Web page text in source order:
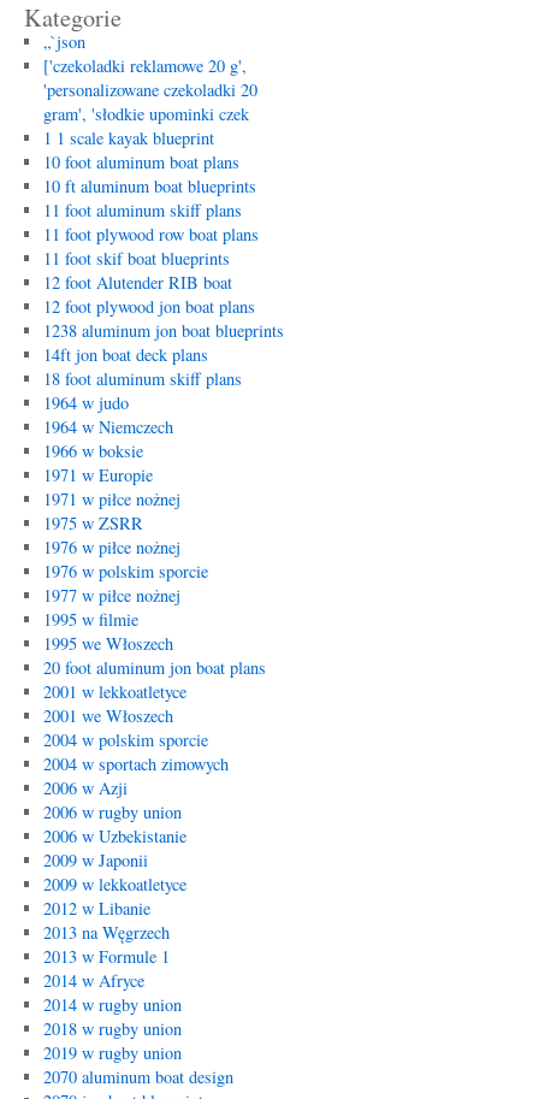
Kategorie
„`json
['czekoladki reklamowe 20 g',
'personalizowane czekoladki 20
gram', 'słodkie upominki czek
1 1 scale kayak blueprint
10 foot aluminum boat plans
10 ft aluminum boat blueprints
11 foot aluminum skiff plans
11 foot plywood row boat plans
11 foot skif boat blueprints
12 foot Alutender RIB boat
12 foot plywood jon boat plans
1238 aluminum jon boat blueprints
14ft jon boat deck plans
18 foot aluminum skiff plans
1964 w judo
1964 w Niemczech
1966 w boksie
1971 w Europie
1971 w piłce nożnej
1975 w ZSRR
1976 w piłce nożnej
1976 w polskim sporcie
1977 w piłce nożnej
1995 w filmie
1995 we Włoszech
20 foot aluminum jon boat plans
2001 w lekkoatletyce
2001 we Włoszech
2004 w polskim sporcie
2004 w sportach zimowych
2006 w Azji
2006 w rugby union
2006 w Uzbekistanie
2009 w Japonii
2009 w lekkoatletyce
2012 w Libanie
2013 na Węgrzech
2013 w Formule 1
2014 w Afryce
2014 w rugby union
2018 w rugby union
2019 w rugby union
2070 aluminum boat design